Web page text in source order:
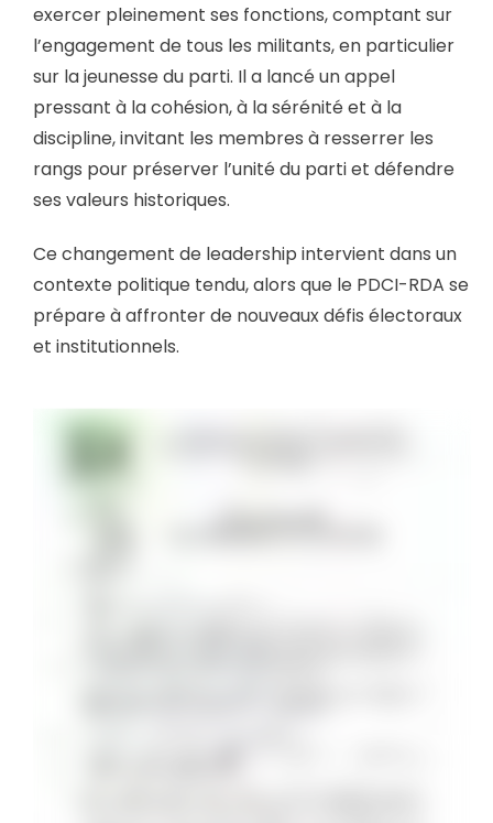
exercer pleinement ses fonctions, comptant sur
l’engagement de tous les militants, en particulier
sur la jeunesse du parti. Il a lancé un appel
pressant à la cohésion, à la sérénité et à la
discipline, invitant les membres à resserrer les
rangs pour préserver l’unité du parti et défendre
ses valeurs historiques.
Ce changement de leadership intervient dans un
contexte politique tendu, alors que le PDCI-RDA se
prépare à affronter de nouveaux défis électoraux
et institutionnels.